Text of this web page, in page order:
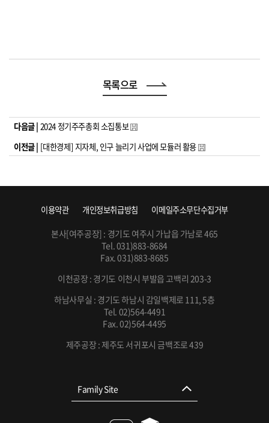
목록으로
다음글 | 2024 정기주주총회 소집통보
이전글 | [대한경제] 지자체, 인구 늘리기 사업에 모듈러 활용
이용약관 개인정보취급방침 이메일주소무단수집거부
본사[여주공장] : 경기도 여주시 가납읍 가남로 465
Tel. 031)883-8684
Fax. 031)883-8685
이천공장 : 경기도 이천시 부발읍 고백리 203-3
하남사무실 : 경기도 하남시 감일백제로 111, 5층
Tel. 02)564-4491
Fax. 02)564-4495
제주공장 : 제주도 서귀포시 금백조로 439
Family Site